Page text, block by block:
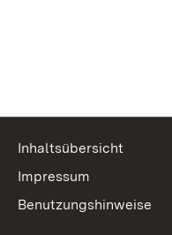
Inhaltsübersicht
Impressum
Benutzungshinweise